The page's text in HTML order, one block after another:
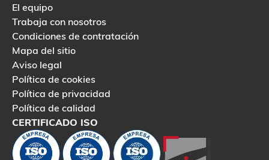
El equipo
Trabaja con nosotros
Condiciones de contratación
Mapa del sitio
Aviso legal
Política de cookies
Política de privacidad
Política de calidad
CERTIFICADO ISO